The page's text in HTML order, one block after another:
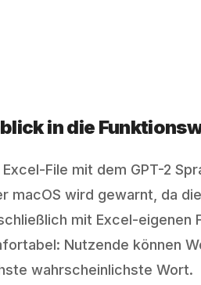
in die
Excel-File mit dem GPT-2
macOS wird gewarnt, da
mit Excel-eigenen
Nutzende können
wahrscheinlichste Wort.